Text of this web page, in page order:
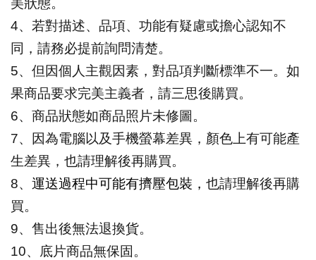
美狀態。
4、若對描述、品項、功能有疑慮或擔心認知不
同，請務必提前詢問清楚。
5、但因個人主觀因素，對品項判斷標準不一。如
果商品要求完美主義者，請三思後購買。
6、商品狀態如商品照片未修圖。
7、因為電腦以及手機螢幕差異，顏色上有可能產
生差異，也請理解後再購買。
8、 運送過程中可能有擠壓包裝， 也請理解後再購
買。
9、售出後無法退換貨。
10、底片商品無保固。